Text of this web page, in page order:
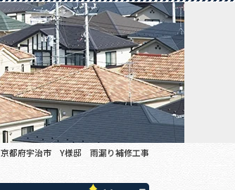
京都府宇治市 Y様邸 雨漏り補修工事